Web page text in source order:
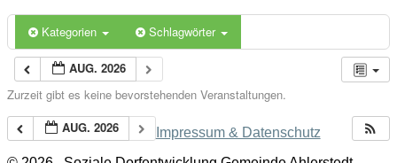
Kategorien Schlagwörter
AUG. 2026
Zurzeit gibt es keine bevorstehenden Veranstaltungen.
AUG. 2026
Impressum & Datenschutz